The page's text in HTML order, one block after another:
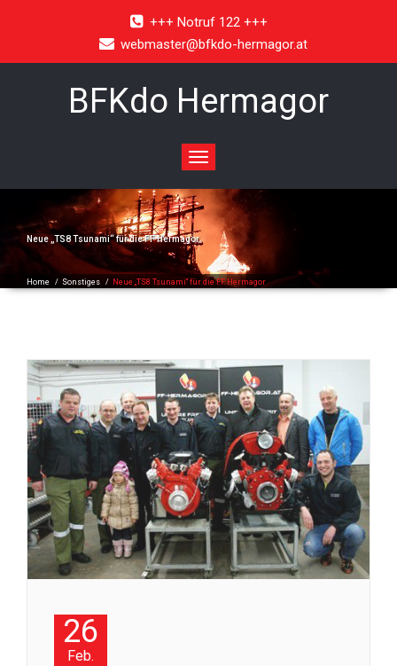
+++ Notruf 122 +++
webmaster@bfkdo-hermagor.at
BFKdo Hermagor
Toggle
navigation
Neue „TS8 Tsunami“ für die FF Hermagor
Home / Sonstiges / Neue „TS8 Tsunami“ für die FF Hermagor
26
Feb.